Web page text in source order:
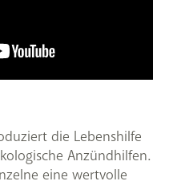
die Lebenshilfe
Anzündhilfen.
eine wertvolle